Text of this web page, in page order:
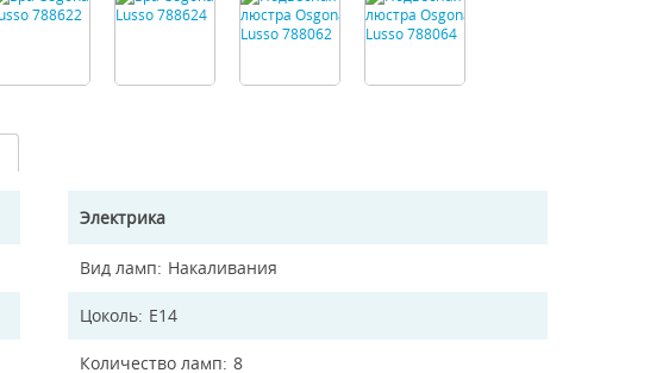
Электрика
Вид ламп Накаливания
Цоколь E14
Количество ламп 8